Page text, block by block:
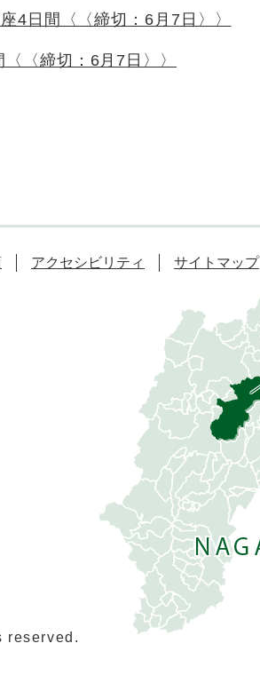
4日間〈〈締切：6月7日〉〉
〈締切：6月7日〉〉
アクセシビリティ サイトマップ
reserved.